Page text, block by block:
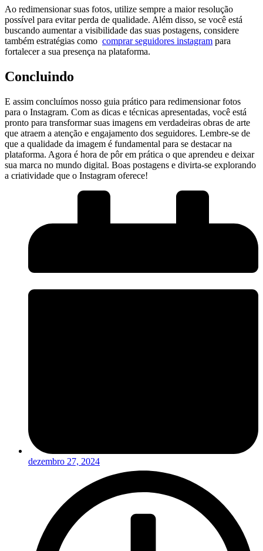
Ao redimensionar suas fotos, ⁢utilize ‌sempre a maior resolução‍
possível para⁣ evitar ⁣perda​ de ⁢qualidade. Além disso, se⁤ você está
buscando‍ aumentar a ‌visibilidade das suas postagens, considere
também estratégias como ‍ comprar seguidores⁢ instagram para
⁣fortalecer a sua ⁤presença ⁢na ⁣plataforma.
Concluindo
E assim concluímos nosso guia ⁢prático para⁣ redimensionar fotos​
para o Instagram. Com as dicas e técnicas apresentadas, você está⁣
pronto para transformar suas imagens ⁣em verdadeiras obras de ‍arte
que atraem⁣ a atenção e engajamento‍ dos seguidores. Lembre-se ‍de
que a qualidade‍ da imagem é fundamental para se destacar ⁣na
plataforma. Agora ⁣é hora de⁤ pôr⁤ em prática ‍o que aprendeu​ e deixar
sua ⁣marca no ‍mundo digital. ⁤Boas postagens e divirta-se ⁣explorando
a criatividade que o Instagram oferece!
dezembro 27, 2024